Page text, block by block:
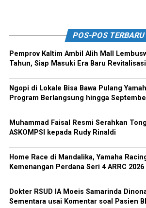
POS-POS TERBARU
Pemprov Kaltim Ambil Alih Mall
Tahun, Siap Masuki Era Baru Revitalisasi
Ngopi di Lokale Bisa Bawa Pulang
Program Berlangsung hingga
Muhammad Faisal Resmi Serahkan
ASKOMPSI kepada Rudy Rinaldi
Home Race di Mandalika, Yamaha
Kemenangan Perdana Seri 4 ARRC 2026
Dokter RSUD IA Moeis Samarinda
Sementara usai Komentar soal Pasien